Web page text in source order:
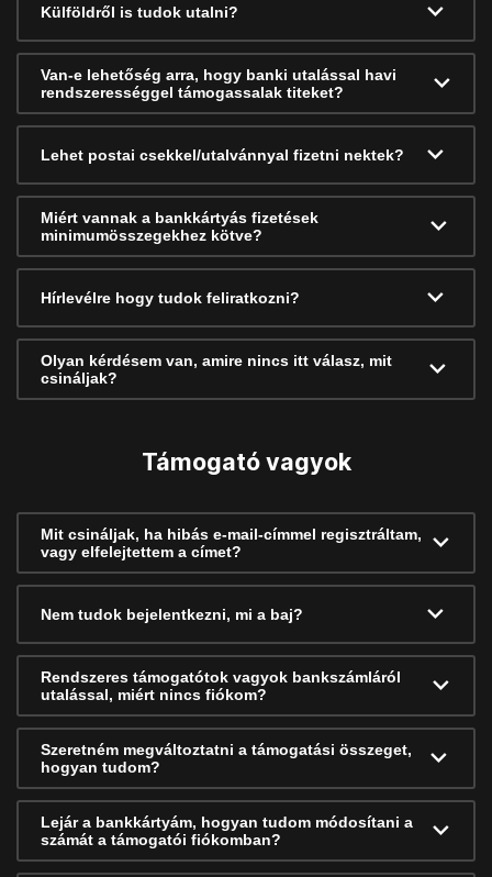
Külföldről is tudok utalni?
Van-e lehetőség arra, hogy banki utalással havi
rendszerességgel támogassalak titeket?
Lehet postai csekkel/utalvánnyal fizetni nektek?
Miért vannak a bankkártyás fizetések
minimumösszegekhez kötve?
Hírlevélre hogy tudok feliratkozni?
Olyan kérdésem van, amire nincs itt válasz, mit
csináljak?
Támogató vagyok
Mit csináljak, ha hibás e-mail-címmel regisztráltam,
vagy elfelejtettem a címet?
Nem tudok bejelentkezni, mi a baj?
Rendszeres támogatótok vagyok bankszámláról
utalással, miért nincs fiókom?
Szeretném megváltoztatni a támogatási összeget,
hogyan tudom?
Lejár a bankkártyám, hogyan tudom módosítani a
számát a támogatói fiókomban?